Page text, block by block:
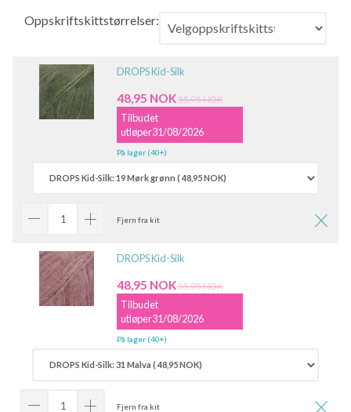
Oppskriftskittstørrelser:
DROPS Kid-Silk
48,95 NOK55,95 NOK
Tilbudet
utløper31/08/2026
På lager (40+)
Fjern fra kit
DROPS Kid-Silk
48,95 NOK55,95 NOK
Tilbudet
utløper31/08/2026
På lager (40+)
Fjern fra kit